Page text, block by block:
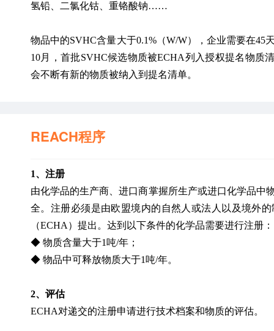
氢铅、二氯化钴、重铬酸钠……
物品中的SVHC含量大于0.1%（W/W），企业需要在45
10月，首批SVHC候选物质被ECHA列入授权提名物质
会不断有新的物质被纳入到提名清单。
REACH程序
1、注册
由化学品的生产商、进口商掌握所生产或进口化学品中
全。注册必须是由欧盟境内的自然人或法人以及境外
（ECHA）提出。达到以下条件的化学品需要进行注册：
◆ 物质含量大于1吨/年；
◆ 物品中可释放物质大于1吨/年。
2、评估
ECHA对递交的注册申请进行技术档案和物质的评估。